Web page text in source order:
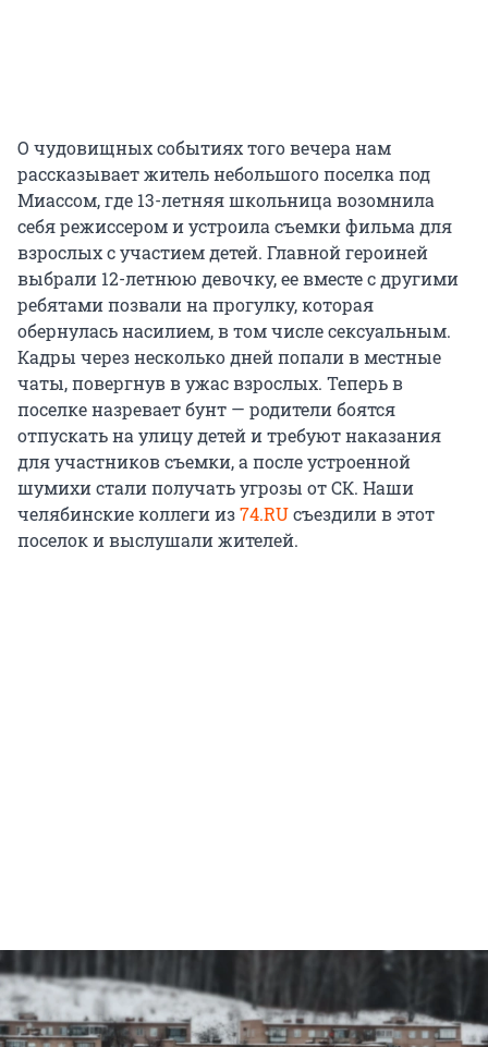
О чудовищных событиях того вечера нам
рассказывает житель небольшого поселка под
Миассом, где 13-летняя школьница возомнила
себя режиссером и устроила съемки фильма для
взрослых с участием детей. Главной героиней
выбрали 12-летнюю девочку, ее вместе с другими
ребятами позвали на прогулку, которая
обернулась насилием, в том числе сексуальным.
Кадры через несколько дней попали в местные
чаты, повергнув в ужас взрослых. Теперь в
поселке назревает бунт — родители боятся
отпускать на улицу детей и требуют наказания
для участников съемки, а после устроенной
шумихи стали получать угрозы от СК. Наши
челябинские коллеги из74.RUсъездили в этот
поселок и выслушали жителей.